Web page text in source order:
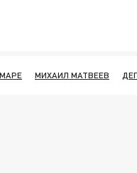
МИХАИЛ МАТВЕЕВ